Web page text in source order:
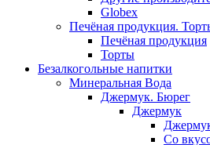
Globex
Печёная продукция.
Печёная продукция
Торты
Безалкогольные напитки
Минеральная Вода
Джермук. Бюрег
Джермук
Со